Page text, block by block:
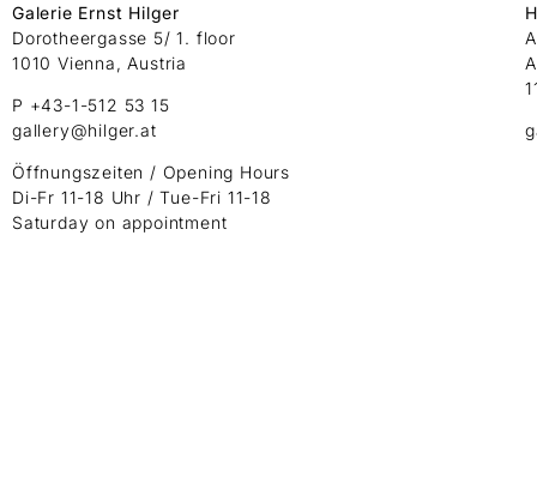
Galerie Ernst Hilger
Dorotheergasse 5/ 1. floor
1010 Vienna, Austria
P +43-1-512 53 15
gallery@hilger.at
Öffnungszeiten / Opening Hours
Di-Fr 11-18 Uhr / Tue-Fri 11-18
Saturday on appointment